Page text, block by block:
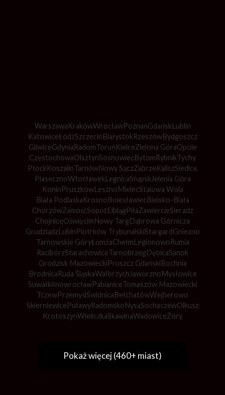
WarszawaKrakówWrocławPoznańGdańskLublin
KatowiceŁódźSzczecinBiałystokRzeszówBydgoszcz
GliwiceGdyniaRadomToruńKielceZielona GóraOpole
CzęstochowaOlsztynSosnowiecBytomRybnikTychy
PłockKoszalinTarnówNowy SączZabrzeKaliszSiedlce
PiasecznoWłocławekLegnicaSłupsk Jelenia Góra
KoninPruszkówLesznoMielecStalowa Wola
Biała PodlaskaKrosnoBolesławiecBielsko-Biała
ChorzówZamośćSopotElblągPiłaZawiercieSieradz
ChojniceOświęcimNowy TargDąbrowa Górnicza
GrudziądzLubinPiotrków TrybunalskiStargardGniezno
Tarnowskie GóryŁomżaChełmLegionowoRumia
RacibórzStarachowiceTarnobrzegDębicaSanok
Grodzisk MazowieckiPruszcz GdańskiBochnia
BrodnicaRuda ŚląskaWałbrzych JaworznoMysłowice
SuwałkiInowrocławPabianiceTomaszów Mazowiecki
TczewPrzemyślŚwidnicaBełchatówWejherowo
SkierniewicePuławyRadomskoNysaSochaczewOlkusz
KrotoszynWieliczkaSkawinaWadowiceŻory
Pokaż więcej (460+ miast)